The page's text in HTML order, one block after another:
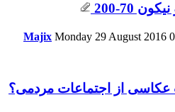
70-200
Majix Monday 29 August 2016
از اجتماعات مردمی؟